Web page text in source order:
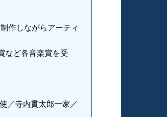
作しながらアーティ
など各音楽賞を受
／寺内貫太郎一家／